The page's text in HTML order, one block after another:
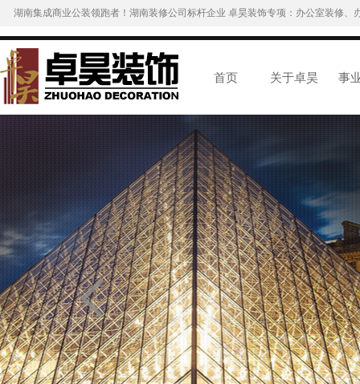
湖南集成商业公装领跑者！湖南装修公司标杆企业 卓昊装饰专项：办公室装修
首页 关于卓昊 事